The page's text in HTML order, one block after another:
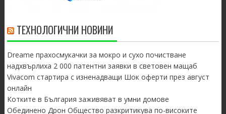
ТЕХНОЛОГИЧНИ НОВИНИ
Dreame прахосмукачки за мокро и сухо почистване
надхвърлиха 2 000 патентни заявки в световен мащаб
Vivacom стартира с изненадващи Шок оферти през август
онлайн
Котките в България заживяват в умни домове
Обединено Дрон Общество разкритикува по-високите